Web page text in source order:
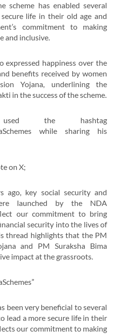
scheme has enabled several
life in their old age and
commitment to making
and inclusive.
expressed happiness over the
benefits received by women
Yojana, underlining the
in the success of the scheme.
the hashtag
while sharing his
on X;
ago, key social security and
launched by the NDA
our commitment to bring
security into the lives of
thread highlights that the PM
and PM Suraksha Bima
impact at the grassroots.
been very beneficial to several
lead a more secure life in their
our commitment to making